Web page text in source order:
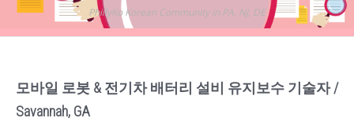
PhillyKo Korean Community in PA, NJ, DE
모바일 로봇 & 전기차 배터리 설비 유지보수 기술자 /
Savannah, GA